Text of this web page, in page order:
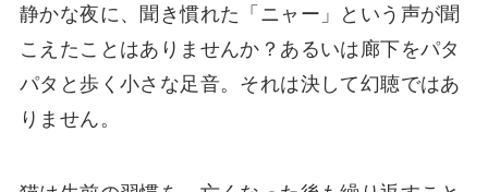
静かな夜に、聞き慣れた「ニャー」という声が聞
こえたことはありませんか？あるいは廊下をパタ
パタと歩く小さな足音。それは決して幻聴ではあ
りません。